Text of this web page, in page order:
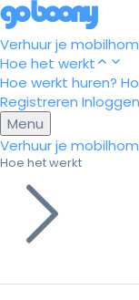
Verhuur je
Hoe het werkt
Hoe werkt huren?
Registreren Inloggen
Menu
Verhuur je
Hoe het werkt